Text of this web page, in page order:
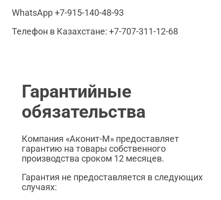
WhatsApp +7-915-140-48-93
Телефон в Казахстане: +7-707-311-12-68
Гарантийные
обязательства
Компания «Аконит-М» предоставляет
гарантию на товары собственного
производства сроком 12 месяцев.
Гарантия не предоставляется в следующих
случаях: